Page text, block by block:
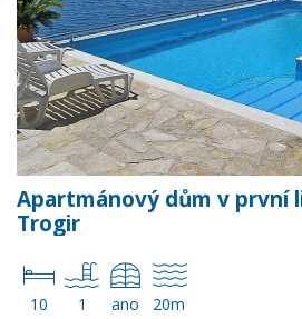
Apartmánový dům v první
Trogir
10 1 ano 20m